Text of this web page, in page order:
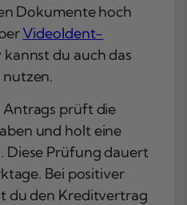
Dokumente hoch
VideoIdent-
du auch das
Antrags prüft die
und holt eine
Prüfung dauert
Bei positiver
du den Kreditvertrag